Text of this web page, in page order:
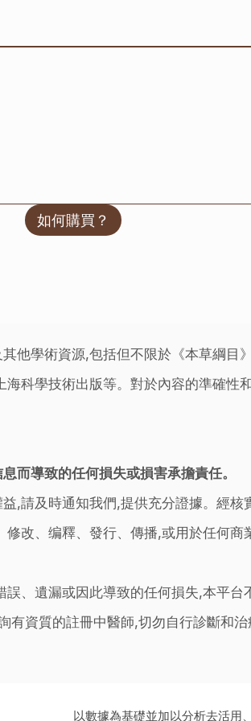
如何購買？
他學術資源,包括但不限於《本草綱目
科學技術出版等。對於內容的準確性
而導致的任何損失或損害承擔責任。
,請及時通知我們,提供充分證據。經核
改、编釋、發行、傳播,或用於任何
、遺漏或因此導致的任何損失,本平台
資質的註冊中醫師,切勿自行診斷和
以數據為基礎並加以分析去活用